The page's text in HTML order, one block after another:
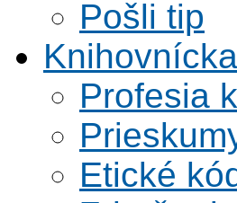
Pošli tip
Profesia
Etické